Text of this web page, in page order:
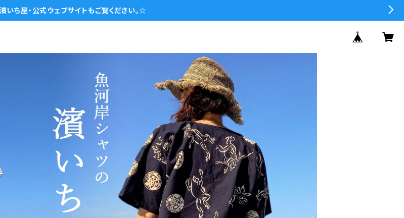
濱いち屋・公式ウェブサイトもご覧ください。☆